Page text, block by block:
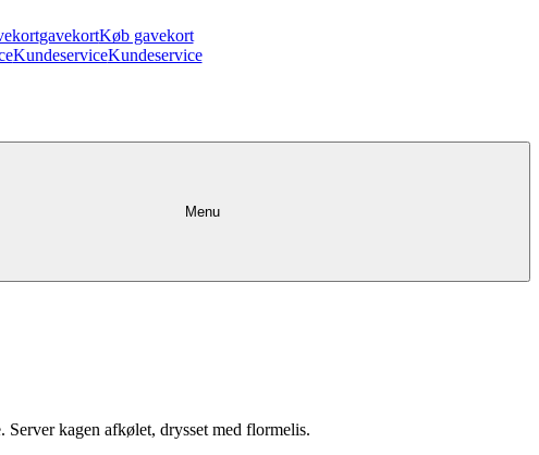
gavekortKøb gavekort
KundeserviceKundeservice
Menu
kagen afkølet, drysset med flormelis.